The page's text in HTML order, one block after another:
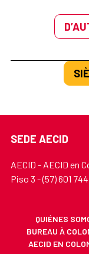
SEDE AECID
AECID - AECID en
Piso 3 - (57) 601
QUIÉNES
BUREAU À
AECID EN